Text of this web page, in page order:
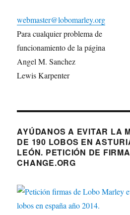
webmaster@lobomarley.org
Para cualquier problema de
funcionamiento de la página
Angel M. Sanchez
Lewis Karpenter
AYÚDANOS A EVITAR LA
DE 190 LOBOS EN
LEÓN. PETICIÓN DE
CHANGE.ORG